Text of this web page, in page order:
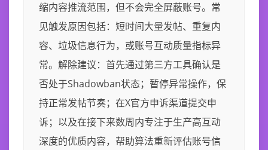
缩内容推流范围，但不会完全屏蔽账号。常
见触发原因包括：短时间大量发帖、重复内
容、垃圾信息行为，或账号互动质量指标异
常。解除建议：首先通过第三方工具确认是
否处于Shadowban状态；暂停异常操作，保
持正常发帖节奏；在X官方申诉渠道提交申
诉；以及在接下来数周内专注于生产高互动
深度的优质内容，帮助算法重新评估账号信